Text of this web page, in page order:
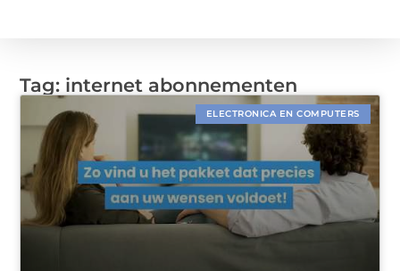
Tag: internet abonnementen
ELECTRONICA EN COMPUTERS